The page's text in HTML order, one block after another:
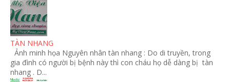
TÀN NHANG
Ảnh minh họa Nguyên nhân tàn nhang : Do di truyền, trong
gia đình có người bị bệnh này thì con cháu họ dễ dàng bị tàn
nhang . D...